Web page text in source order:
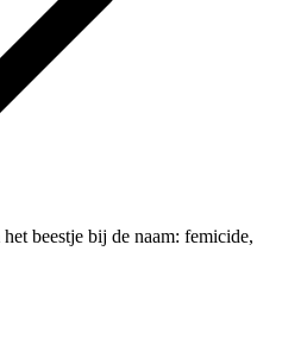
beestje bij de naam: femicide,